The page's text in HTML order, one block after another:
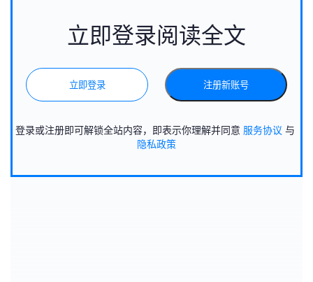
立即登录阅读全文
立即登录 注册新账号
登录或注册即可解锁全站内容，即表示你理解并同意 服务协议 与
隐私政策